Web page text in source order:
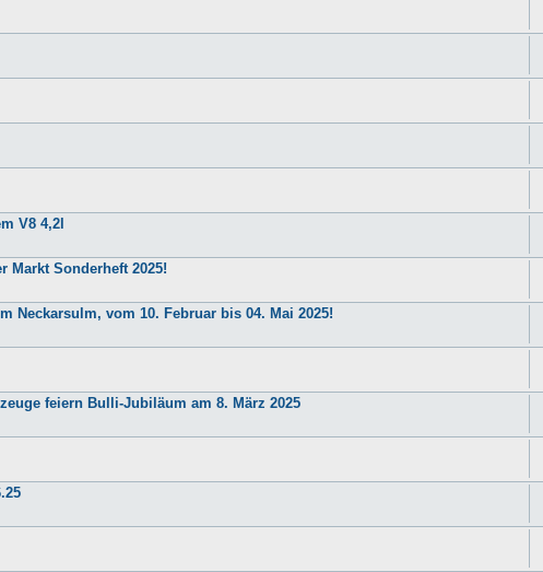
V8 4,2l
Markt Sonderheft 2025!
Neckarsulm, vom 10. Februar bis 04. Mai 2025!
feiern Bulli-Jubiläum am 8. März 2025